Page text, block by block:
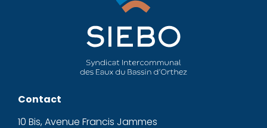
Contact
10 Bis, Avenue Francis Jammes